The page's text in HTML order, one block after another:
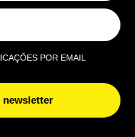
POR EMAIL
newsletter